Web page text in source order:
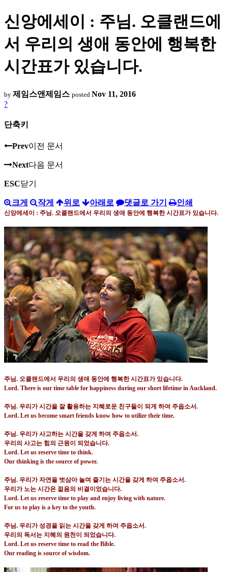
신앙에세이 : 주님. 오클랜드에
서 우리의 생애 동안에 행복한
시간표가 있습니다.
by 제임스앤제임스 posted Nov 11, 2016
?
단축키
Prev이전 문서
Next다음 문서
ESC닫기
크게 작게 위로 아래로 댓글로 가기 인쇄
신앙에세이 : 주님. 오클랜드에서 우리의 생애 동안에 행복한 시간표가 있습니다.
주님. 오클랜드에서 우리의 생애 동안에 행복한 시간표가 있습니다.
Lord. There is our time table for happiness during our short lifetime in Auckland.
주님. 우리가 시간을 잘 활용하는 지혜로운 친구들이 되게 하여 주옵소서.
Lord. Let us become smart friends know how to utilize their time.
주님. 우리가 사고하는 시간을 갖게 하여 주옵소서.
우리의 사고는 힘의 근원이 되었습니다.
Lord. Let us reserve time to think.
Our thinking is the source of power.
주님. 우리가 자연을 벗삼아 놀며 즐기는 시간을 갖게 하여 주옵소서.
우리가 노는 시간은 젊음의 비결이었습니다.
Lord. Let us reserve time to play and enjoy living with nature.
For us to play is a key to the youth.
주님. 우리가 성경을 읽는 시간을 갖게 하여 주옵소서.
우리의 독서는 지혜의 원천이 되었습니다.
Lord. Let us reserve time to read the Bible.
Our reading is source of wisdom.